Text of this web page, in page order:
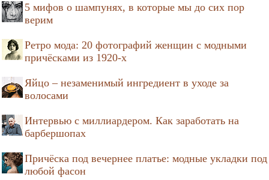
5 мифов о шампунях, в которые мы до сих пор
верим
Ретро мода: 20 фотографий женщин с модными
причёсками из 1920-х
Яйцо – незаменимый ингредиент в уходе за
волосами
Интервью с миллиардером. Как заработать на
барбершопах
Причёска под вечернее платье: модные укладки под
любой фасон